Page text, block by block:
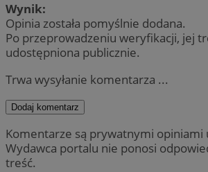
Wynik:
Opinia została pomyślnie dodana.
Po przeprowadzeniu weryfikacji, jej
udostępniona publicznie.
Trwa wysyłanie komentarza ...
Dodaj komentarz
Komentarze są prywatnymi opiniami
Wydawca portalu nie ponosi
treść.